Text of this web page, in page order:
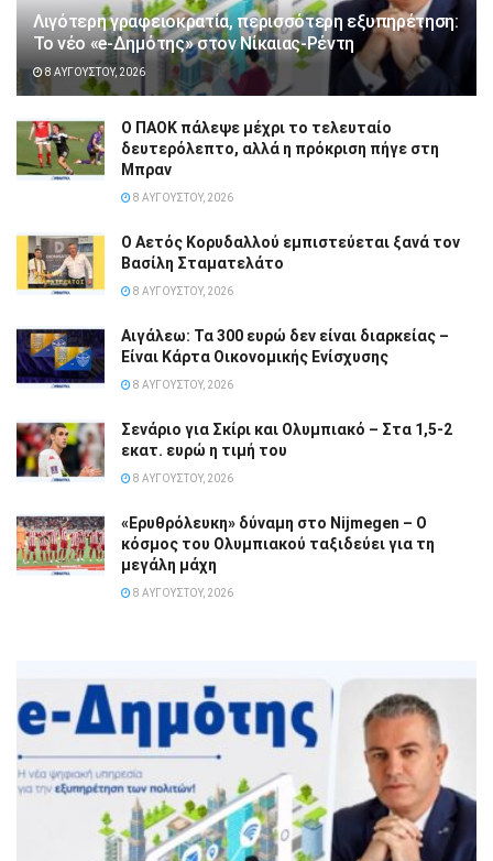
Λιγότερη γραφειοκρατία, περισσότερη εξυπηρέτηση:
Το νέο «e-Δημότης» στον Νίκαιας-Ρέντη
8 ΑΥΓΟΎΣΤΟΥ, 2026
Ο ΠΑΟΚ πάλεψε μέχρι το τελευταίο
δευτερόλεπτο, αλλά η πρόκριση πήγε στη
Μπραν
8 ΑΥΓΟΎΣΤΟΥ, 2026
Ο Αετός Κορυδαλλού εμπιστεύεται ξανά τον
Βασίλη Σταματελάτο
8 ΑΥΓΟΎΣΤΟΥ, 2026
Αιγάλεω: Τα 300 ευρώ δεν είναι διαρκείας –
Είναι Κάρτα Οικονομικής Ενίσχυσης
8 ΑΥΓΟΎΣΤΟΥ, 2026
Σενάριο για Σκίρι και Ολυμπιακό – Στα 1,5-2
εκατ. ευρώ η τιμή του
8 ΑΥΓΟΎΣΤΟΥ, 2026
«Ερυθρόλευκη» δύναμη στο Nijmegen – Ο
κόσμος του Ολυμπιακού ταξιδεύει για τη
μεγάλη μάχη
8 ΑΥΓΟΎΣΤΟΥ, 2026